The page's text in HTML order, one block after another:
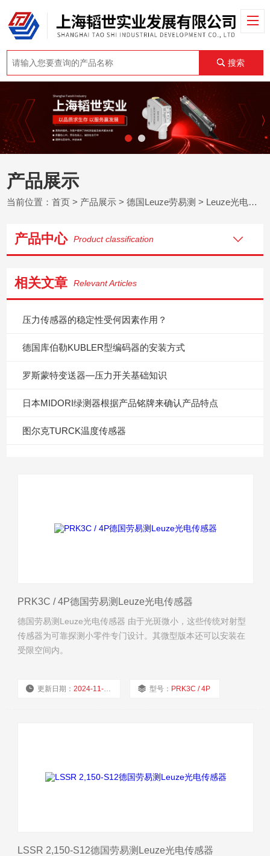
搜索
产品展示
当前位置：首页 > 产品展示 >德国Leuze劳易测 > Leuze光电传感器
产品中心 Product classification
相关文章 Relevant Articles
压力传感器的稳定性受何因素作用？
德国库伯勒KUBLER型编码器的安装方式
罗斯蒙特变送器—压力开关基础知识
日本MIDORI绿测器根据产品铭牌来确认产品特点
图尔克TURCK温度传感器
PRK3C / 4P德国劳易测Leuze光电传感器
德国劳易测Leuze光电传感器 由于光斑微小，这些传统对射型
传感器为可靠探测小零件专门设计。其微型版本还可以安装在
受限空间内。
更新日期：2024-11-22 型号： PRK3C / 4P
LSSR 2,150-S12德国劳易测Leuze光电传感器